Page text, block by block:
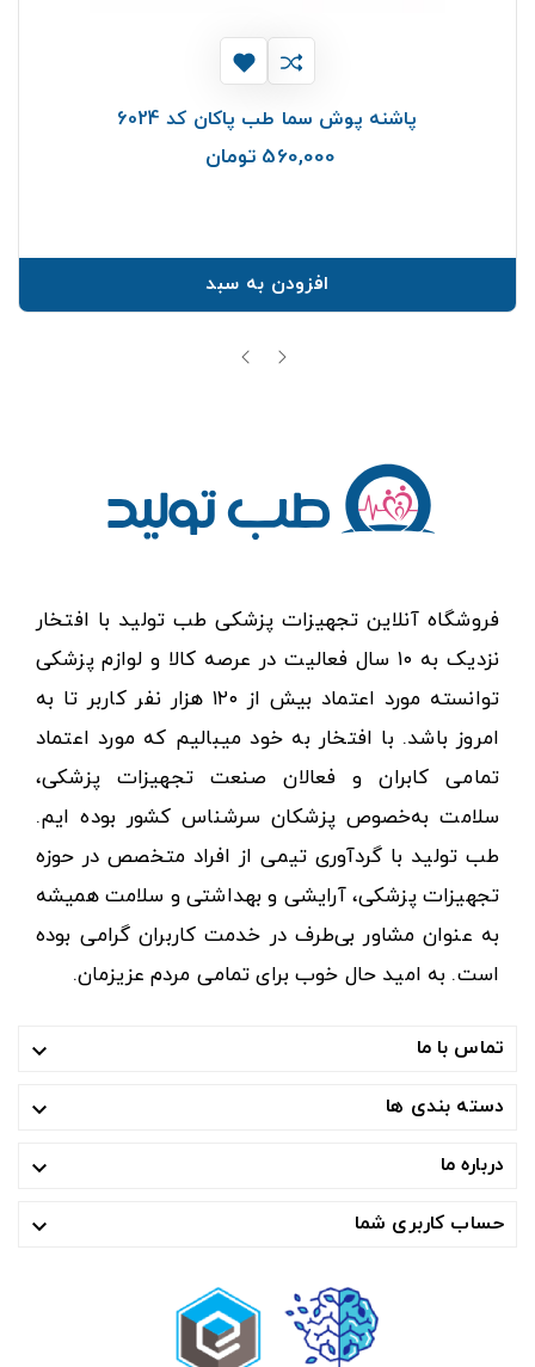
پاشنه پوش سما طب پاکان کد 6024
560,000 تومان
افزودن به سبد
فروشگاه آنلاین تجهیزات پزشکی طب تولید با افتخار
نزدیک به ۱۰ سال فعالیت در عرصه کالا و لوازم پزشکی
توانسته مورد اعتماد بیش از ۱۲۰ هزار نفر کاربر تا به
امروز باشد. با افتخار به خود میبالیم که مورد اعتماد
تمامی کابران و فعالان صنعت تجهیزات پزشکی،
سلامت به‌خصوص پزشکان سرشناس کشور بوده ایم.
طب تولید با گردآوری تیمی از افراد متخصص در حوزه
تجهیزات پزشکی، آرایشی و بهداشتی و سلامت همیشه
به عنوان مشاور بی‌طرف در خدمت کاربران گرامی بوده
است. به امید حال خوب برای تمامی مردم عزیزمان.
تماس با ما 
دسته بندی ها 
درباره ما 
حساب کاربری شما 